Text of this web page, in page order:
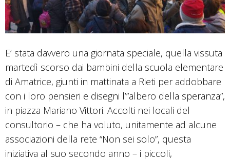
E’ stata davvero una giornata speciale, quella vissuta
martedì scorso dai bambini della scuola elementare
di Amatrice, giunti in mattinata a Rieti per addobbare
con i loro pensieri e disegni l’”albero della speranza”,
in piazza Mariano Vittori. Accolti nei locali del
consultorio – che ha voluto, unitamente ad alcune
associazioni della rete “Non sei solo”, questa
iniziativa al suo secondo anno – i piccoli,